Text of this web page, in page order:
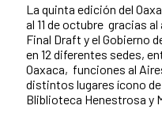
La quinta edición del
al 11 de octubre gracias
Final Draft y el Gobierno
en 12 diferentes sedes,
Oaxaca, funciones al
distintos lugares ícono
Bliblioteca Henestrosa y